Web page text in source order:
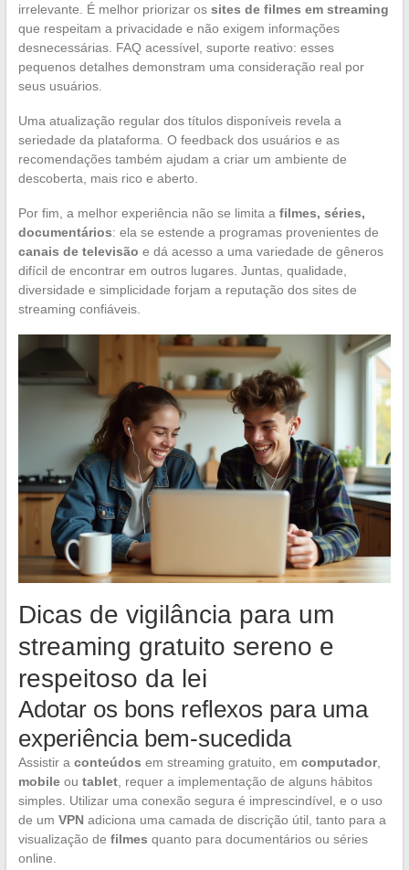
irrelevante. É melhor priorizar os sites de filmes em streaming
que respeitam a privacidade e não exigem informações
desnecessárias. FAQ acessível, suporte reativo: esses
pequenos detalhes demonstram uma consideração real por
seus usuários.
Uma atualização regular dos títulos disponíveis revela a
seriedade da plataforma. O feedback dos usuários e as
recomendações também ajudam a criar um ambiente de
descoberta, mais rico e aberto.
Por fim, a melhor experiência não se limita a filmes, séries,
documentários: ela se estende a programas provenientes de
canais de televisão e dá acesso a uma variedade de gêneros
difícil de encontrar em outros lugares. Juntas, qualidade,
diversidade e simplicidade forjam a reputação dos sites de
streaming confiáveis.
Dicas de vigilância para um
streaming gratuito sereno e
respeitoso da lei
Adotar os bons reflexos para uma
experiência bem-sucedida
Assistir a conteúdos em streaming gratuito, em computador,
mobileou tablet, requer a implementação de alguns hábitos
simples. Utilizar uma conexão segura é imprescindível, e o uso
de um VPNadiciona uma camada de discrição útil, tanto para a
visualização de filmes quanto para documentários ou séries
online.